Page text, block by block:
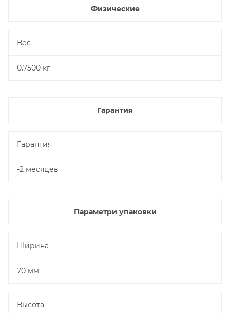
Физические
Вес
0.7500 кг
Гарантия
Гарантия
-2 месяцев
Параметри упаковки
Ширина
70 мм
Высота